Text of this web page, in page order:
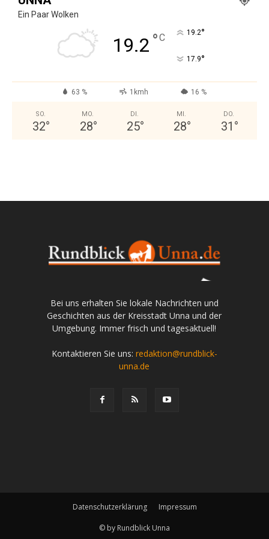
Ein Paar Wolken
19.2 °C 19.2°
17.9°
63 % 1kmh 16 %
SO.
32°
MO.
28°
DI.
25°
MI.
28°
DO.
31 °
Bei uns erhalten Sie lokale Nachrichten und
Geschichten aus der Kreisstadt Unna und der
Umgebung. Immer frisch und tagesaktuell!
Kontaktieren Sie uns: redaktion@rundblick-
unna.de
Datenschutzerklärung Impressum
© by Rundblick Unna